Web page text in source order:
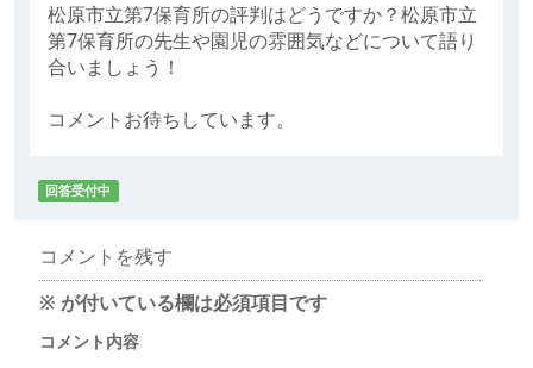
松原市立第7保育所の評判はどうですか？松原市立
第7保育所の先生や園児の雰囲気などについて語り
合いましょう！
コメントお待ちしています。
回答受付中
コメントを残す
※ が付いている欄は必須項目です